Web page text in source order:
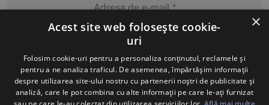
MĂ ABONEZ
×
Acest site web folosește cookie-
uri
Folosim cookie-uri pentru a personaliza conținutul, reclamele și
pentru a ne analiza traficul. De asemenea, împărtășim informații
despre utilizarea site-ului nostru cu partenerii noștri de publicitate și
analiză, care le pot combina cu alte informații pe care le-ați furnizat